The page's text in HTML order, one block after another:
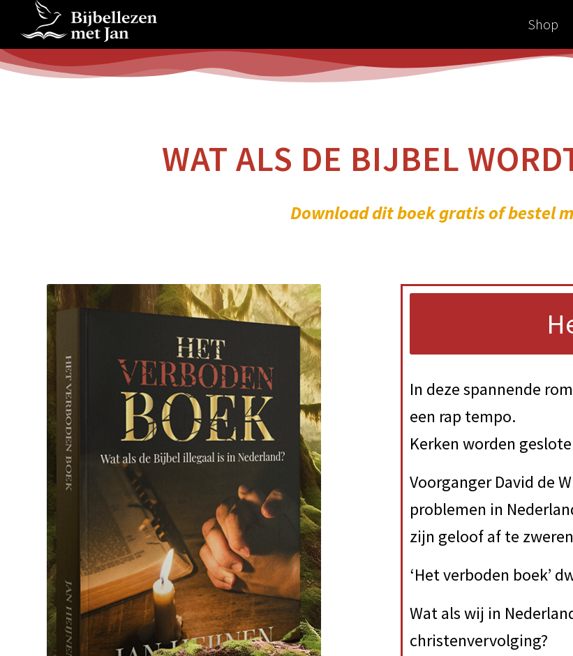
Shop
WAT ALS DE BIJBEL
Download dit boek gratis of bestel
In deze spannende
een rap tempo.
Kerken worden
Voorganger David de
problemen in
zijn geloof af te
‘Het verboden boek’
Wat als wij in
christenvervolging?